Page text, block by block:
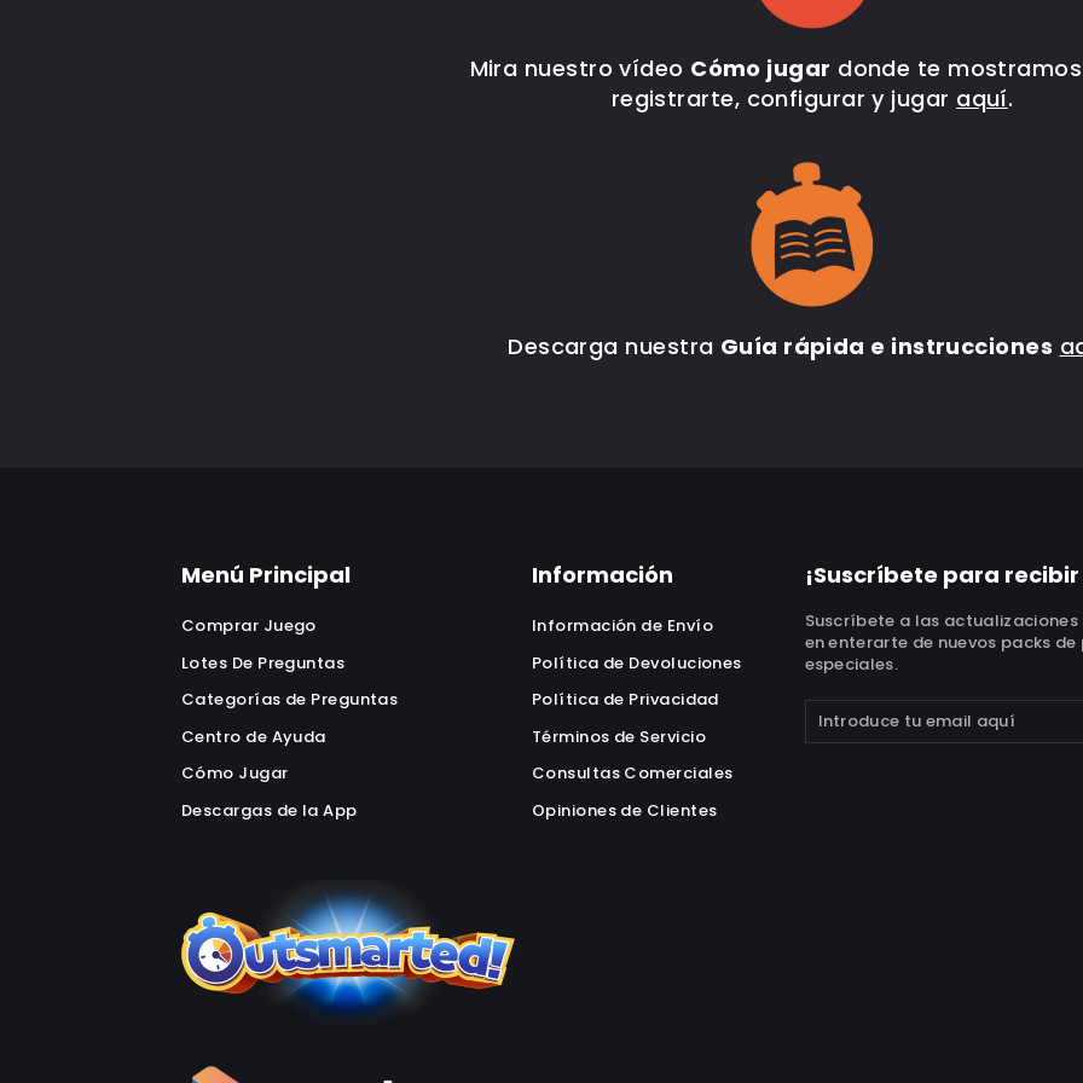
Mira nuestro vídeo Cómo jugar donde te
registrarte, configurar y jugar aquí.
Descarga nuestra Guía rápida e instrucciones
Menú Principal
Comprar Juego
Lotes De Preguntas
Categorías de Preguntas
Centro de Ayuda
Cómo Jugar
Descargas de la App
Información
Información de Envío
Política de Devoluciones
Política de Privacidad
Términos de Servicio
Consultas Comerciales
Opiniones de Clientes
¡Suscríbete para
Suscríbete a las
en enterarte de nuevos packs
especiales.
Suscríbete
a
Suscribir